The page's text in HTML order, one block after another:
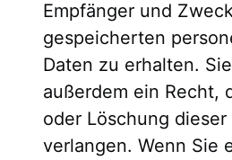
Empfänger und
gespeicherten
Daten zu erhalten.
außerdem ein Recht,
oder Löschung dieser
verlangen. Wenn Sie